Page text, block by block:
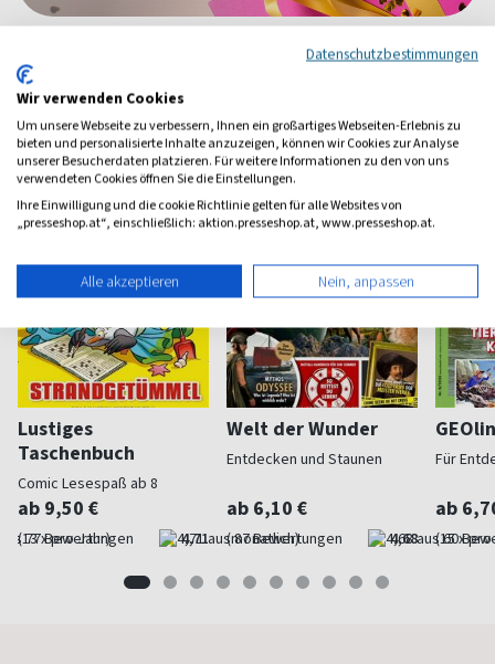
Weitere Kinder-Jugend-Magazine
Lustiges
Taschenbuch
Comic Lesespaß ab 8
ab 9,50 €
(13 x pro Jahr) 4,71
Welt der Wunder
Entdecken und Staunen
ab 6,10 €
(monatlich) 4,68
Für
ab
(15 x
Datenschutzbestimmungen
Wir verwenden Cookies
Um unsere Webseite zu verbessern, Ihnen ein großartiges Webseiten-Erlebnis zu
bieten und personalisierte Inhalte anzuzeigen, können wir Cookies zur Analyse
unserer Besucherdaten platzieren. Für weitere Informationen zu den von uns
verwendeten Cookies öffnen Sie die Einstellungen.
Ihre Einwilligung und die cookie Richtlinie gelten für alle Websites von
„presseshop.at“, einschließlich: aktion.presseshop.at, www.presseshop.at.
Alle akzeptieren Nein, anpassen